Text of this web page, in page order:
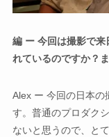
編 ー 今回は撮影で
れているのですか？
Alex ー 今回の日本の
す。普通のプロダク
ないと思うので、と